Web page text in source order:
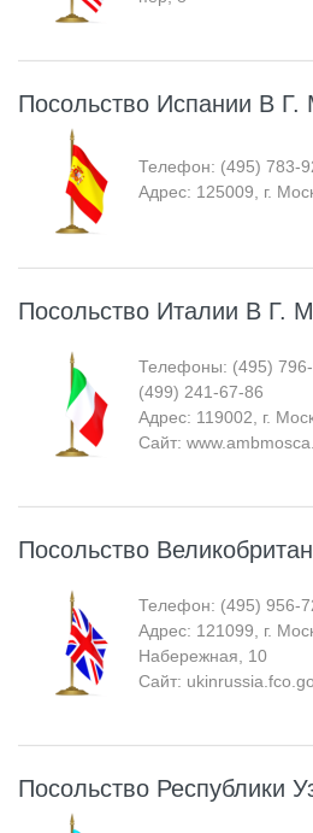
Посольство Испании В Г.
Телефон: (495) 783-
Адрес: 125009, г.
Посольство Италии В Г.
Телефоны: (495)
(499) 241-67-86
Адрес: 119002, г.
Сайт:
Посольство
Телефон: (495) 956-
Адрес: 121099, г.
Набережная, 10
Сайт:
Посольство Республики